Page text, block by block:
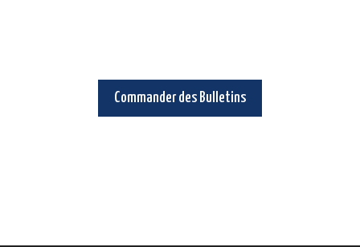
Commander des Bulletins